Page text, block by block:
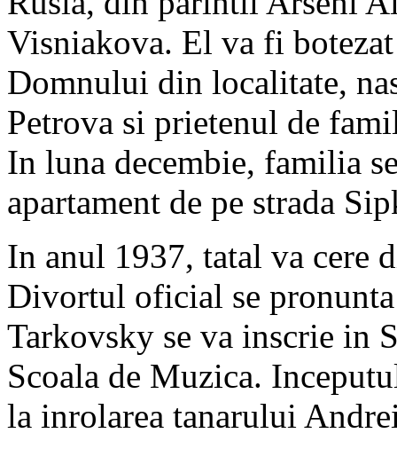
Visniakova. El va fi
Domnului din localitate,
Petrova si prietenul de
In luna decembie, familia
apartament de pe strada
In anul 1937, tatal va cere
Divortul oficial se
Tarkovsky se va inscrie in
Scoala de Muzica.
la inrolarea tanarului